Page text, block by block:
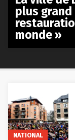
NATIONAL
plus
monde »